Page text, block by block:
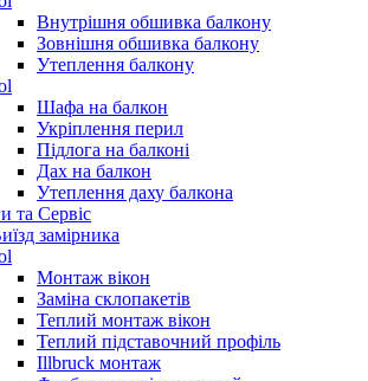
Внутрішня обшивка балкону
Зовнішня обшивка балкону
Утеплення балкону
Шафа на балкон
Укріплення перил
Підлога на балконі
Дах на балкон
Утеплення даху балкона
та Сервіс
замірника
Монтаж вікон
Заміна склопакетів
Теплий монтаж вікон
Теплий підставочний профіль
Illbruck монтаж